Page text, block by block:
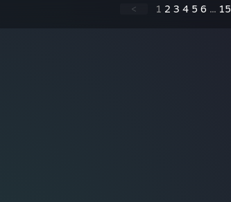
< 1 2 3 4 5 6 ... 15